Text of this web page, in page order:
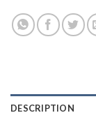
DESCRIPTION